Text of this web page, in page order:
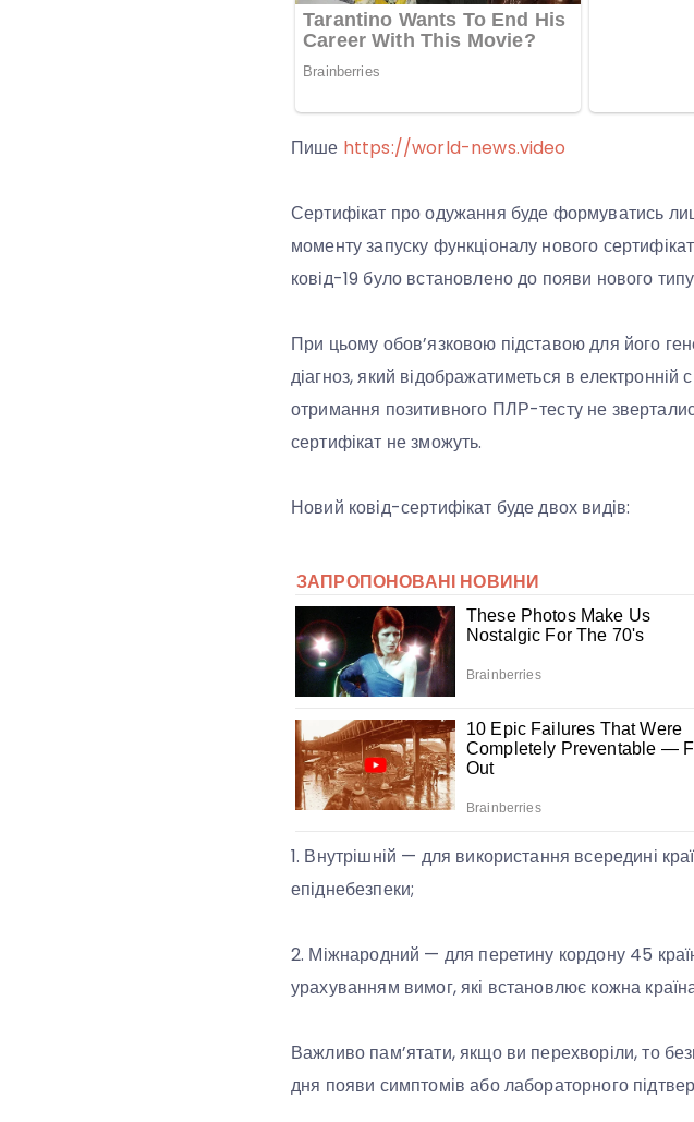
Пише https://world-news.video
Сертифікат про одужання буде формуватись
моменту запуску функціоналу нового
ковід-19 було встановлено до появи нового
При цьому обов’язковою підставою для його
діагноз, який відображатиметься в
отримання позитивного ПЛР-тесту не
сертифікат не зможуть.
Новий ковід-сертифікат буде двох видів:
1. Внутрішній — для використання всередині
епіднебезпеки;
2. Міжнародний — для перетину кордону 45
урахуванням вимог, які встановлює кожна країна
Важливо пам’ятати, якщо ви перехворіли, то
дня появи симптомів або лабораторного